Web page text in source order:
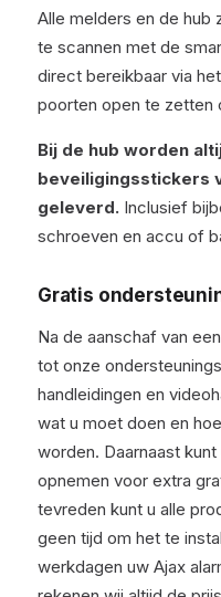
Alle melders en de hub
te scannen met de
direct bereikbaar via
poorten open te zetten
Bij de hub worden
beveiligingsstickers
geleverd. Inclusief
schroeven en accu of
Gratis
Na de aanschaf van
tot onze
handleidingen en
wat u moet doen en
worden. Daarnaast
opnemen voor extra
tevreden kunt u alle
geen tijd om het te
werkdagen uw Ajax